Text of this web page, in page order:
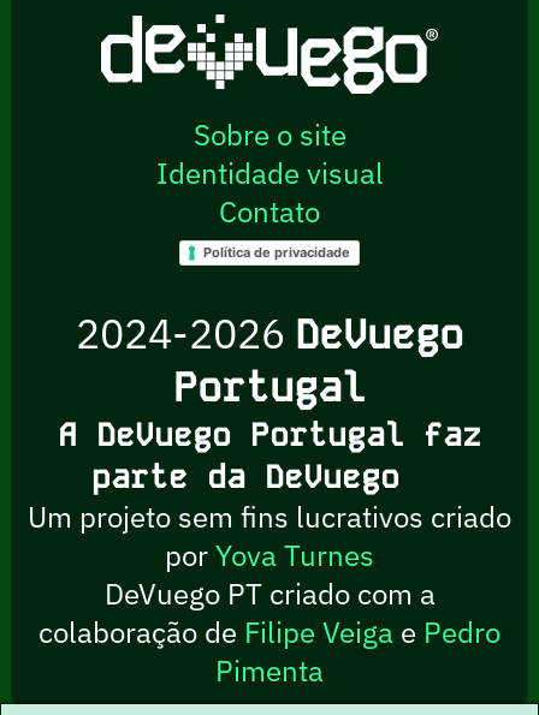
Sobre o site
Identidade visual
Contato
Política de privacidade
2024-2026 DeVuego
Portugal
A DeVuego Portugal faz
parte da DeVuego
Um projeto sem fins lucrativos criado
porYova Turnes
DeVuego PT criado com a
colaboração de Filipe Veiga e Pedro
Pimenta